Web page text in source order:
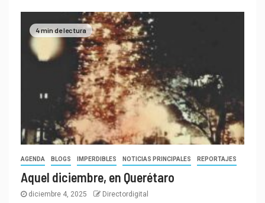
4 min de lectura
AGENDA BLOGS IMPERDIBLES NOTICIAS PRINCIPALES REPORTAJES
Aquel diciembre, en Querétaro
diciembre 4, 2025 Directordigital